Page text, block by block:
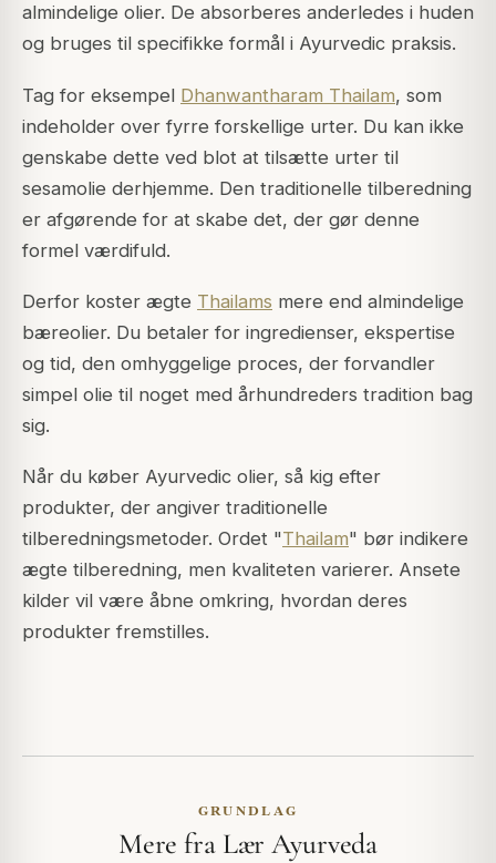
almindelige olier. De absorberes anderledes i huden
og bruges til specifikke formål i Ayurvedic praksis.
Tag for eksempel Dhanwantharam Thailam, som
indeholder over fyrre forskellige urter. Du kan ikke
genskabe dette ved blot at tilsætte urter til
sesamolie derhjemme. Den traditionelle tilberedning
er afgørende for at skabe det, der gør denne
formel værdifuld.
Derfor koster ægte Thailams mere end almindelige
bæreolier. Du betaler for ingredienser, ekspertise
og tid, den omhyggelige proces, der forvandler
simpel olie til noget med århundreders tradition bag
sig.
Når du køber Ayurvedic olier, så kig efter
produkter, der angiver traditionelle
tilberedningsmetoder. Ordet "Thailam" bør indikere
ægte tilberedning, men kvaliteten varierer. Ansete
kilder vil være åbne omkring, hvordan deres
produkter fremstilles.
GRUNDLAG
Mere fra Lær Ayurveda